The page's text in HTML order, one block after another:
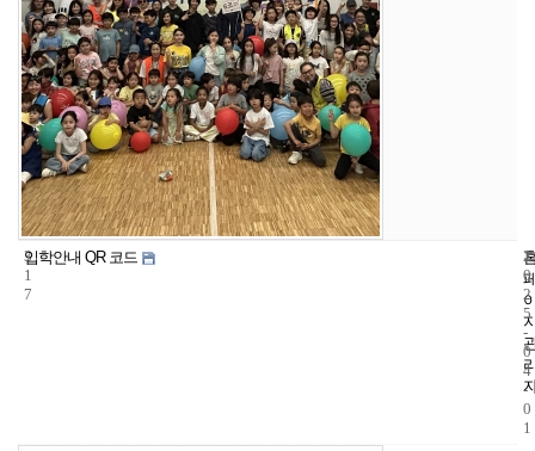
3
1
7
입학안내 QR 코드 1
2
0
2
5
-
0
4
-
0
1